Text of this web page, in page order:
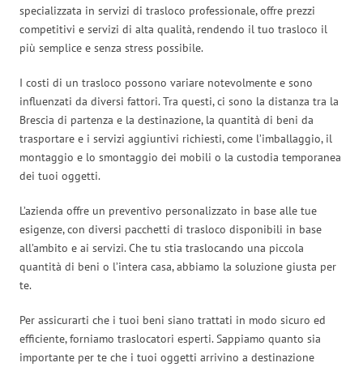
specializzata in servizi di trasloco professionale, offre prezzi
competitivi e servizi di alta qualità, rendendo il tuo trasloco il
più semplice e senza stress possibile.
I costi di un trasloco possono variare notevolmente e sono
influenzati da diversi fattori. Tra questi, ci sono la distanza tra la
Brescia di partenza e la destinazione, la quantità di beni da
trasportare e i servizi aggiuntivi richiesti, come l’imballaggio, il
montaggio e lo smontaggio dei mobili o la custodia temporanea
dei tuoi oggetti.
L’azienda offre un preventivo personalizzato in base alle tue
esigenze, con diversi pacchetti di trasloco disponibili in base
all’ambito e ai servizi. Che tu stia traslocando una piccola
quantità di beni o l’intera casa, abbiamo la soluzione giusta per
te.
Per assicurarti che i tuoi beni siano trattati in modo sicuro ed
efficiente, forniamo traslocatori esperti. Sappiamo quanto sia
importante per te che i tuoi oggetti arrivino a destinazione